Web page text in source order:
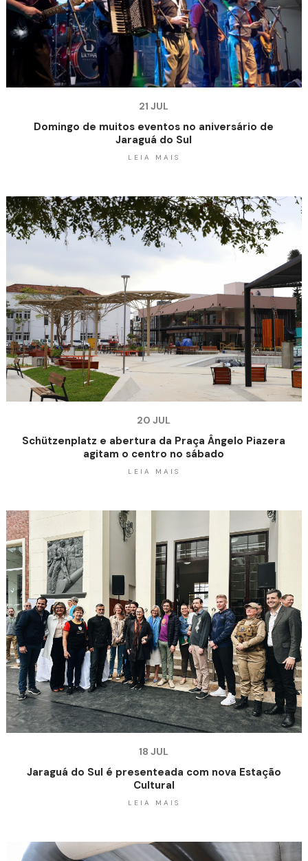
21 JUL
Domingo de muitos eventos no aniversário de
Jaraguá do Sul
LEIA MAIS
20 JUL
Schützenplatz e abertura da Praça Ângelo Piazera
agitam o centro no sábado
LEIA MAIS
18 JUL
Jaraguá do Sul é presenteada com nova Estação
Cultural
LEIA MAIS